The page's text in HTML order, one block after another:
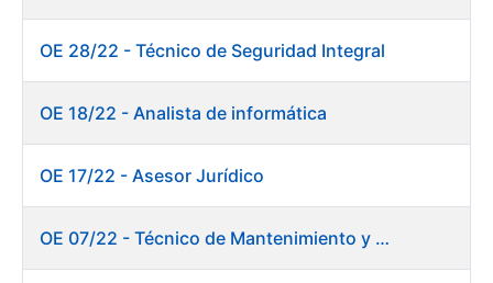
OE 28/22 - Técnico de Seguridad Integral
OE 18/22 - Analista de informática
OE 17/22 - Asesor Jurídico
OE 07/22 - Técnico de Mantenimiento y Aplicaciones Industriales